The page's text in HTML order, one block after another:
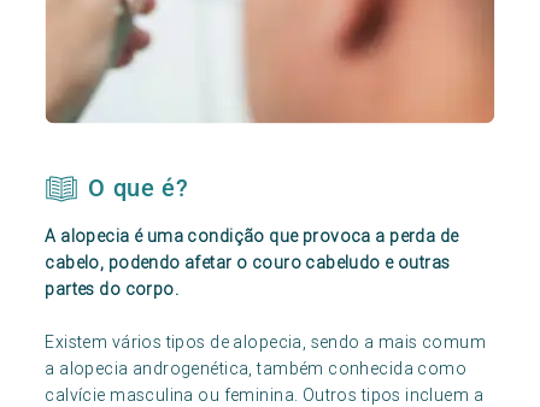
O que é?
A alopecia é uma condição que provoca a perda de
cabelo, podendo afetar o couro cabeludo e outras
partes do corpo.
Existem vários tipos de alopecia, sendo a mais comum
a alopecia androgenética, também conhecida como
calvície masculina ou feminina. Outros tipos incluem a